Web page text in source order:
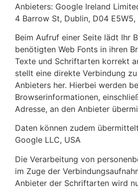
Anbieters: Google Ireland
4 Barrow St, Dublin, D04 E5W5,
Beim Aufruf einer Seite lädt Ihr
benötigten Web Fonts in ihren
Texte und Schriftarten korrekt
stellt eine direkte Verbindung
Anbieters her. Hierbei werden
Browserinformationen,
Adresse, an den Anbieter
Daten können zudem
Google LLC, USA
Die Verarbeitung von
im Zuge der
Anbieter der Schriftarten wird